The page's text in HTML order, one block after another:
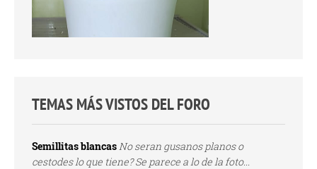
TEMAS MÁS VISTOS DEL FORO
Semillitas blancasNo seran gusanos planos o
cestodes lo que tiene? Se parece a lo de la foto...